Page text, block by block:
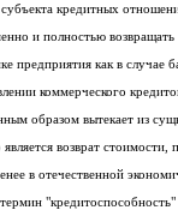
субъекта кредитных
и полностью
предприятия как в случае
коммерческого
образом вытекает из
является возврат
в отечественной